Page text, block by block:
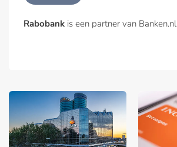
Rabobank is een partner van Banken.nl